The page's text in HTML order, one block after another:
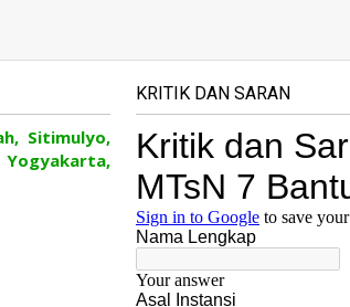
Sitimulyo,
Yogyakarta,
KRITIK DAN SARAN